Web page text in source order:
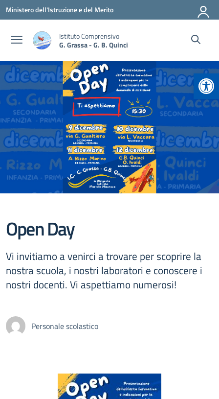
Vai ai contenuti
Vai al menu di navigazione
Vai al footer
Ministero dell'Istruzione e del Merito
Istituto Comprensivo
G. Grassa - G. B. Quinci
Open Day
Vi invitiamo a venirci a trovare per scoprire la
nostra scuola, i nostri laboratori e conoscere i
nostri docenti. Vi aspettiamo numerosi!
Personale scolastico